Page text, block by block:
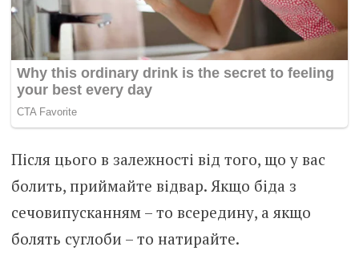
Після цього в залежності від того, що у вас
болить, приймайте відвар. Якщо біда з
сечовипусканням – то всередину, а якщо
болять суглоби – то натирайте.